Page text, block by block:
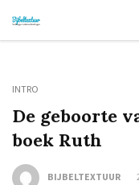
INTRO
De geboorte
boek Ruth
BIJBELTEXTUUR